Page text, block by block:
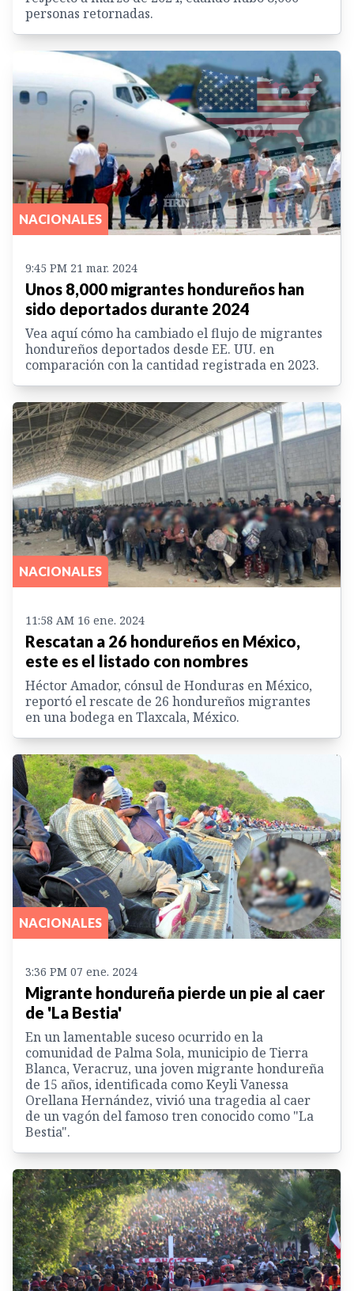
personas retornadas.
NACIONALES
9:45 PM 21 mar. 2024
Unos 8,000 migrantes hondureños han
sido deportados durante 2024
Vea aquí cómo ha cambiado el flujo de migrantes
hondureños deportados desde EE. UU. en
comparación con la cantidad registrada en 2023.
NACIONALES
11:58 AM 16 ene. 2024
Rescatan a 26 hondureños en México,
este es el listado con nombres
Héctor Amador, cónsul de Honduras en México,
reportó el rescate de 26 hondureños migrantes
en una bodega en Tlaxcala, México.
NACIONALES
3:36 PM 07 ene. 2024
Migrante hondureña pierde un pie al caer
de 'La Bestia'
En un lamentable suceso ocurrido en la
comunidad de Palma Sola, municipio de Tierra
Blanca, Veracruz, una joven migrante hondureña
de 15 años, identificada como Keyli Vanessa
Orellana Hernández, vivió una tragedia al caer
de un vagón del famoso tren conocido como "La
Bestia".